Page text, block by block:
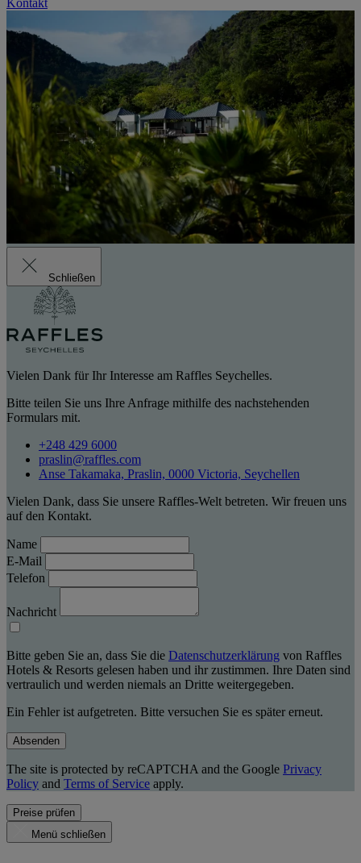
Kontakt
Schließen
Vielen Dank für Ihr Interesse am Raffles Seychelles.
Bitte teilen Sie uns Ihre Anfrage mithilfe des nachstehenden
Formulars mit.
+248 429 6000
praslin@raffles.com
Anse Takamaka, Praslin, 0000 Victoria, Seychellen
Vielen Dank, dass Sie unsere Raffles-Welt betreten. Wir freuen uns
auf den Kontakt.
Name
E-Mail
Telefon
Nachricht
Bitte geben Sie an, dass Sie die Datenschutzerklärung von Raffles
Hotels & Resorts gelesen haben und ihr zustimmen. Ihre Daten sind
vertraulich und werden niemals an Dritte weitergegeben.
Ein Fehler ist aufgetreten. Bitte versuchen Sie es später erneut.
Absenden
The site is protected by reCAPTCHA and the Google Privacy
Policy and Terms of Service apply.
Preise prüfen
Menü schließen